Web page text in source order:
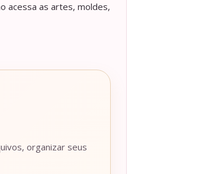
acessa as artes, moldes,
organizar seus